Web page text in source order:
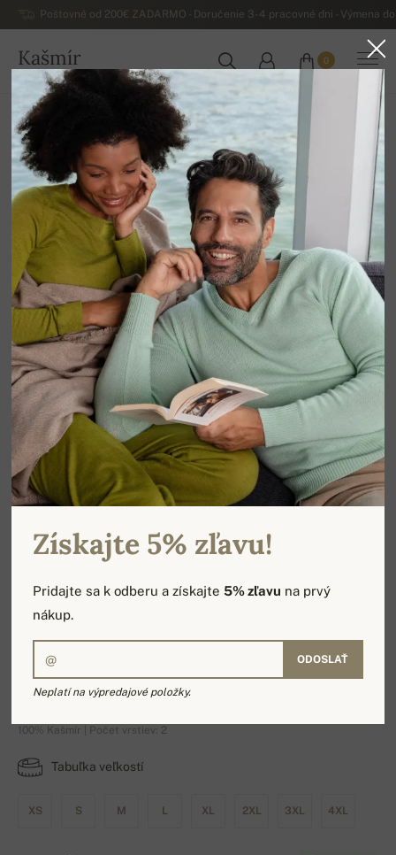
Poštovné od 200€ ZADARMO - Doručenie 3-4 pracovné dni - Výmena
Kašmír
SLOVENSKO
0
Domov Luxusné pánske kašmírové svetre
Keaton
100% Kašmír | Počet vrstiev: 2
Tabuľka veľkostí
XS S M L XL 2XL 3XL 4XL
Získajte 5% zľavu!
Pridajte sa k odberu a získajte5% zľavu na prvý
nákup.
ODOSLAŤ
Neplatí na výpredajové položky.